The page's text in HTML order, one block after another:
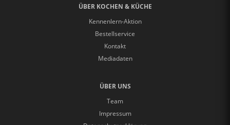
ÜBER KOCHEN & KÜCHE
Kennenlern-Aktion
Bestellservice
Kontakt
Mediadaten
ÜBER UNS
Team
Impressum